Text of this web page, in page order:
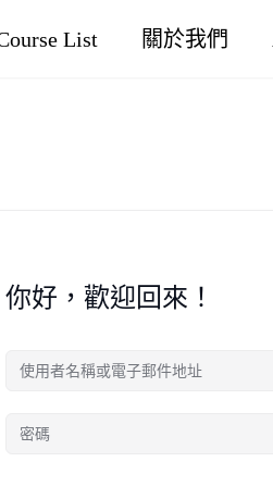
List 關於我們
你好，歡迎回來！